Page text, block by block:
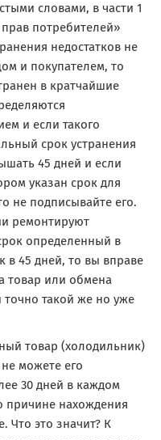
словами, в части 1
потребителей»
недостатков не
и покупателем, то
в кратчайшие
и если такого
срок устранения
45 дней и если
указан срок для
не подписывайте его.
ремонтируют
определенный в
в 45 дней, то вы вправе
товар или обмена
такой же но уже
товар (холодильник)
можете его
30 дней в каждом
причине нахождения
Что это значит? К